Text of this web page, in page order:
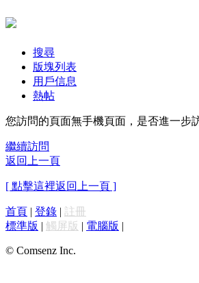
搜尋
版塊列表
用戶信息
熱帖
您訪問的頁面無手機頁面，是否進一步
繼續訪問
返回上一頁
[ 點擊這裡返回上一頁 ]
首頁 | 登錄 | 註冊
標準版 | 觸屏版 | 電腦版 |
© Comsenz Inc.